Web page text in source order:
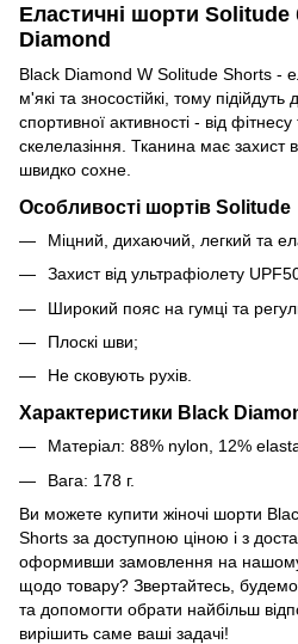
Еластичні шорти
Diamond
Black Diamond W Solitude Shorts -
м'які та зносостійкі, тому
спортивної активності - від фітнесу
скелелазіння. Тканина має захист
швидко сохне.
Особливості шортів Solitude
Міцний, дихаючий, легкий та
Захист від ультрафіолету
Широкий пояс на гумці та
Плоскі шви;
Не сковують рухів.
Характеристики Black
Матеріал: 88% nylon, 12%
Вага: 178 г.
Ви можете купити жіночі шорти
Shorts за доступною ціною і з
оформивши замовлення на нашому
щодо товару? Звертайтесь, будемо
та допомогти обрати найбільш
вирішить саме ваші задачі!